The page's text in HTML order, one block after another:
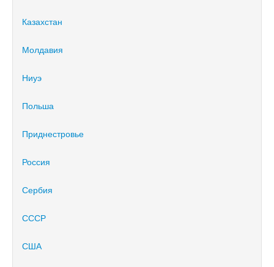
Казахстан
Молдавия
Ниуэ
Польша
Приднестровье
Россия
Сербия
СССР
США